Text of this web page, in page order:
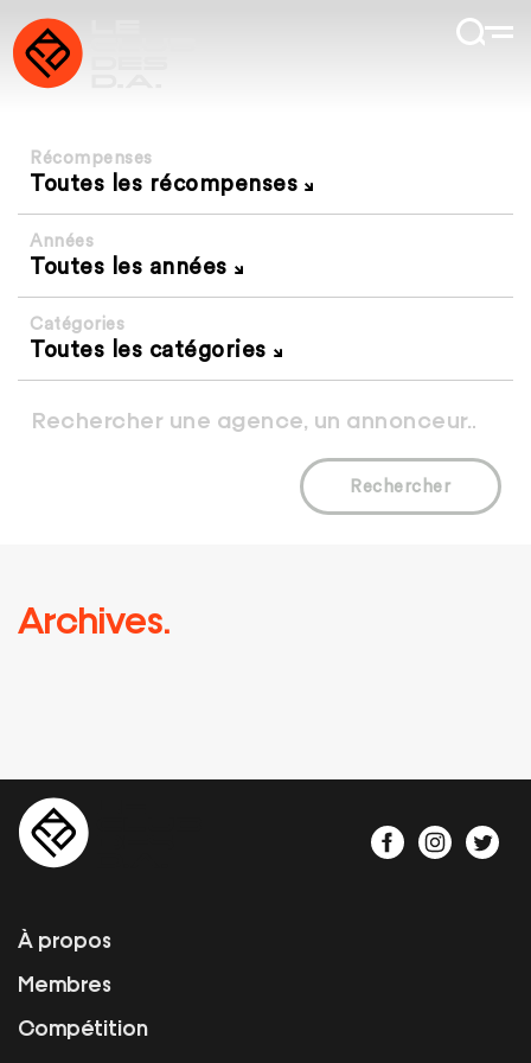
Récompenses
Toutes les récompenses
Années
Toutes les années
Catégories
Toutes les catégories
Rechercher
Archives.
À propos
Membres
Compétition